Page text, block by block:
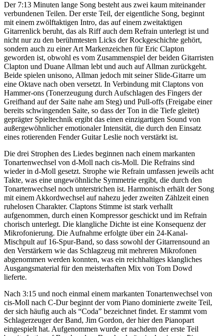
Der 7:13 Minuten lange Song besteht aus zwei kaum miteinander
verbundenen Teilen. Der erste Teil, der eigentliche Song, beginnt
mit einem zwölftaktigen Intro, das auf einem zweitaktigen
Gitarrenlick beruht, das als Riff auch dem Refrain unterlegt ist und
nicht nur zu den berühmtesten Licks der Rockgeschichte gehört,
sondern auch zu einer Art Markenzeichen für Eric Clapton
geworden ist, obwohl es vom Zusammenspiel der beiden Gitarristen
Clapton und Duane Allman lebt und auch auf Allman zurückgeht.
Beide spielen unisono, Allman jedoch mit seiner Slide-Gitarre um
eine Oktave nach oben versetzt. In Verbindung mit Claptons von
Hammer-ons (Tonerzeugung durch Aufschlagen des Fingers der
Greifhand auf der Saite nahe am Steg) und Pull-offs (Freigabe einer
bereits schwingenden Saite, so dass der Ton in die Tiefe gleitet)
geprägter Spieltechnik ergibt das einen einzigartigen Sound von
außergewöhnlicher emotionaler Intensität, die durch den Einsatz
eines rotierenden Fender Guitar Leslie noch verstärkt ist.
Die drei Strophen des Liedes beginnen nach einem markanten
Tonartenwechsel von d-Moll nach cis-Moll. Die Refrains sind
wieder in d-Moll gesetzt. Strophe wie Refrain umfassen jeweils acht
Takte, was eine ungewöhnliche Symmetrie ergibt, die durch den
Tonartenwechsel noch unterstrichen ist. Harmonisch erhält der Song
mit einem Akkordwechsel auf nahezu jeder zweiten Zählzeit einen
ruhelosen Charakter. Claptons Stimme ist stark verhallt
aufgenommen, durch einen Kompressor geschickt und im Refrain
chorisch unterlegt. Die klangliche Dichte ist eine Konsequenz der
Mikrofonierung. Die Aufnahme erfolgte über ein 24-Kanal-
Mischpult auf 16-Spur-Band, so dass sowohl der Gitarrensound an
den Verstärkern wie das Schlagzeug mit mehreren Mikrofonen
abgenommen werden konnten, was ein reichhaltiges klangliches
Ausgangsmaterial für den meisterhaften Mix von Tom Dowd
lieferte.
Nach 3:15 und noch einmal einem markanten Tonartenwechsel von
cis-Moll nach C-Dur beginnt der vom Piano dominierte zweite Teil,
der sich häufig auch als “Coda” bezeichnet findet. Er stammt vom
Schlagerzeuger der Band, Jim Gordon, der hier den Pianopart
eingespielt hat. Aufgenommen wurde er nachdem der erste Teil